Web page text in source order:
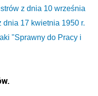
z dnia 10 września
dnia 17 kwietnia 1950 r.
"Sprawny do Pracy i